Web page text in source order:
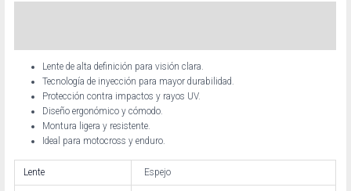
Lente de alta definición para visión clara.
Tecnología de inyección para mayor durabilidad.
Protección contra impactos y rayos UV.
Diseño ergonómico y cómodo.
Montura ligera y resistente.
Ideal para motocross y enduro.
Lente Espejo